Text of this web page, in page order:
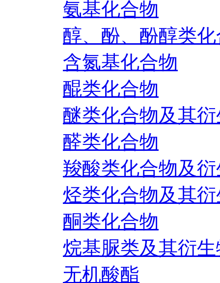
氨基化合物
醇、酚、酚醇类
含氮基化合物
醌类化合物
醚类化合物及其
醛类化合物
羧酸类化合物及
烃类化合物及其
酮类化合物
烷基脲类及其衍
无机酸酯